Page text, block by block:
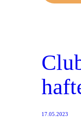
17.05.2023